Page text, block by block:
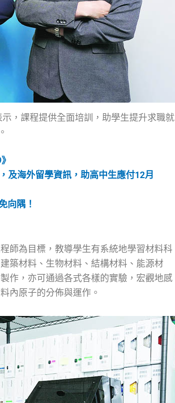
，課程提供全面培訓，助學生提升求職就
及海外留學資訊，助高中生應付12月
向隅！
師為目標，教導學生有系統地學習材料科
築材料、生物材料、結構材料、能源材
作，亦可通過各式各樣的實驗，宏觀地感
內原子的分佈與運作。